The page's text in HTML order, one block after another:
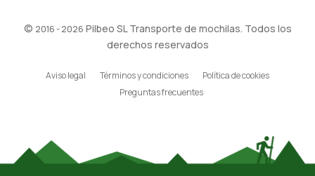
© 2016 - 2026 Pilbeo SL Transporte de mochilas. Todos los
derechos reservados
Aviso legal Términos y condiciones
Política de cookies
Preguntas frecuentes